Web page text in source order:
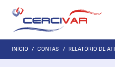
INÍCIO / CONTAS / RELATÓRIO DE